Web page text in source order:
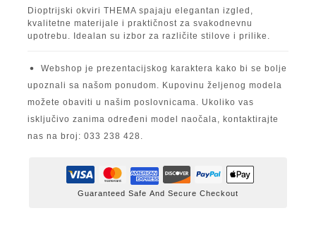
Dioptrijski okviri THEMA spajaju elegantan izgled,
kvalitetne materijale i praktičnost za svakodnevnu
upotrebu. Idealan su izbor za različite stilove i prilike.
Webshop je prezentacijskog karaktera kako bi se bolje
upoznali sa našom ponudom. Kupovinu željenog modela
možete obaviti u našim poslovnicama. Ukoliko vas
isključivo zanima određeni model naočala, kontaktirajte
nas na broj: 033 238 428.
Guaranteed Safe And Secure Checkout